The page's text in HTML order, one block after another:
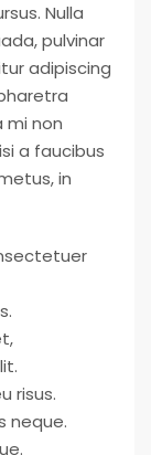
Nulla
pulvinar
adipiscing
mi non
a faucibus
in
risus.
neque.